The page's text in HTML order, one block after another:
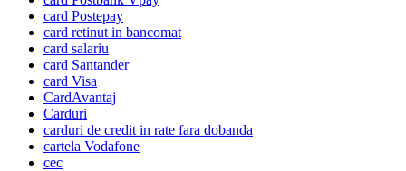
card Postepay
card retinut in bancomat
card salariu
card Santander
card Visa
CardAvantaj
Carduri
carduri de credit in rate fara dobanda
cartela Vodafone
cec